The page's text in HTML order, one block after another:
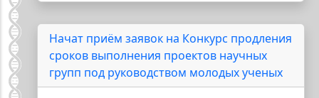
Начат приём заявок на Конкурс продления
сроков выполнения проектов научных
групп под руководством молодых ученых